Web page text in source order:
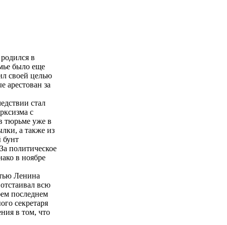
в
было еще
своей целью
арестован за
стал
с
тюрьме уже в
а также из
бунт
политическое
в ноябре
Ленина
всю
последнем
секретаря
в том, что